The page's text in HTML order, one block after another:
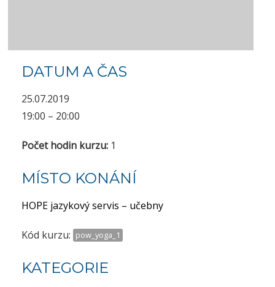
DATUM A ČAS
25.07.2019
19:00 – 20:00
Počet hodin kurzu: 1
MÍSTO KONÁNÍ
HOPE jazykový servis – učebny
Kód kurzu: pow_yoga_1
KATEGORIE